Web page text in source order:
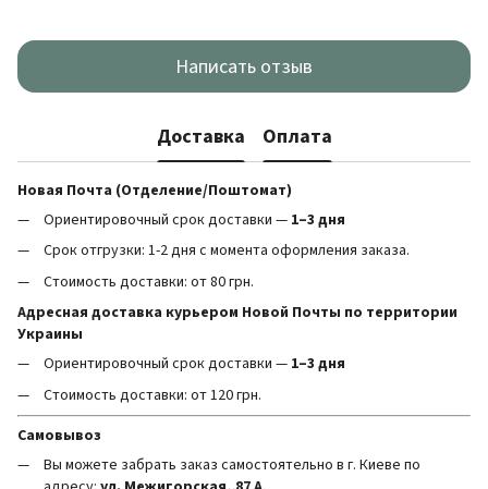
Написать отзыв
Доставка Оплата
Новая Почта (Отделение/Поштомат)
Ориентировочный срок доставки — 1–3 дня
Срок отгрузки: 1-2 дня с момента оформления заказа.
Стоимость доставки: от 80 грн.
Адресная доставка курьером Новой Почты по территории
Украины
Ориентировочный срок доставки — 1–3 дня
Стоимость доставки: от 120 грн.
Самовывоз
Вы можете забрать заказ самостоятельно в г. Киеве по